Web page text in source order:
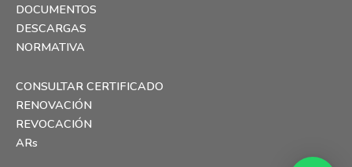
DOCUMENTOS
DESCARGAS
NORMATIVA
CONSULTAR CERTIFICADO
RENOVACIÓN
REVOCACIÓN
ARs